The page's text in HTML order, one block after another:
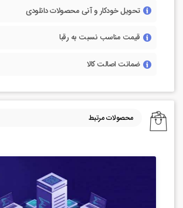
تحویل خودکار و آنی محصولات دانلودی
قیمت مناسب نسبت به رقبا
ضمانت اصالت کالا
محصولات مرتبط